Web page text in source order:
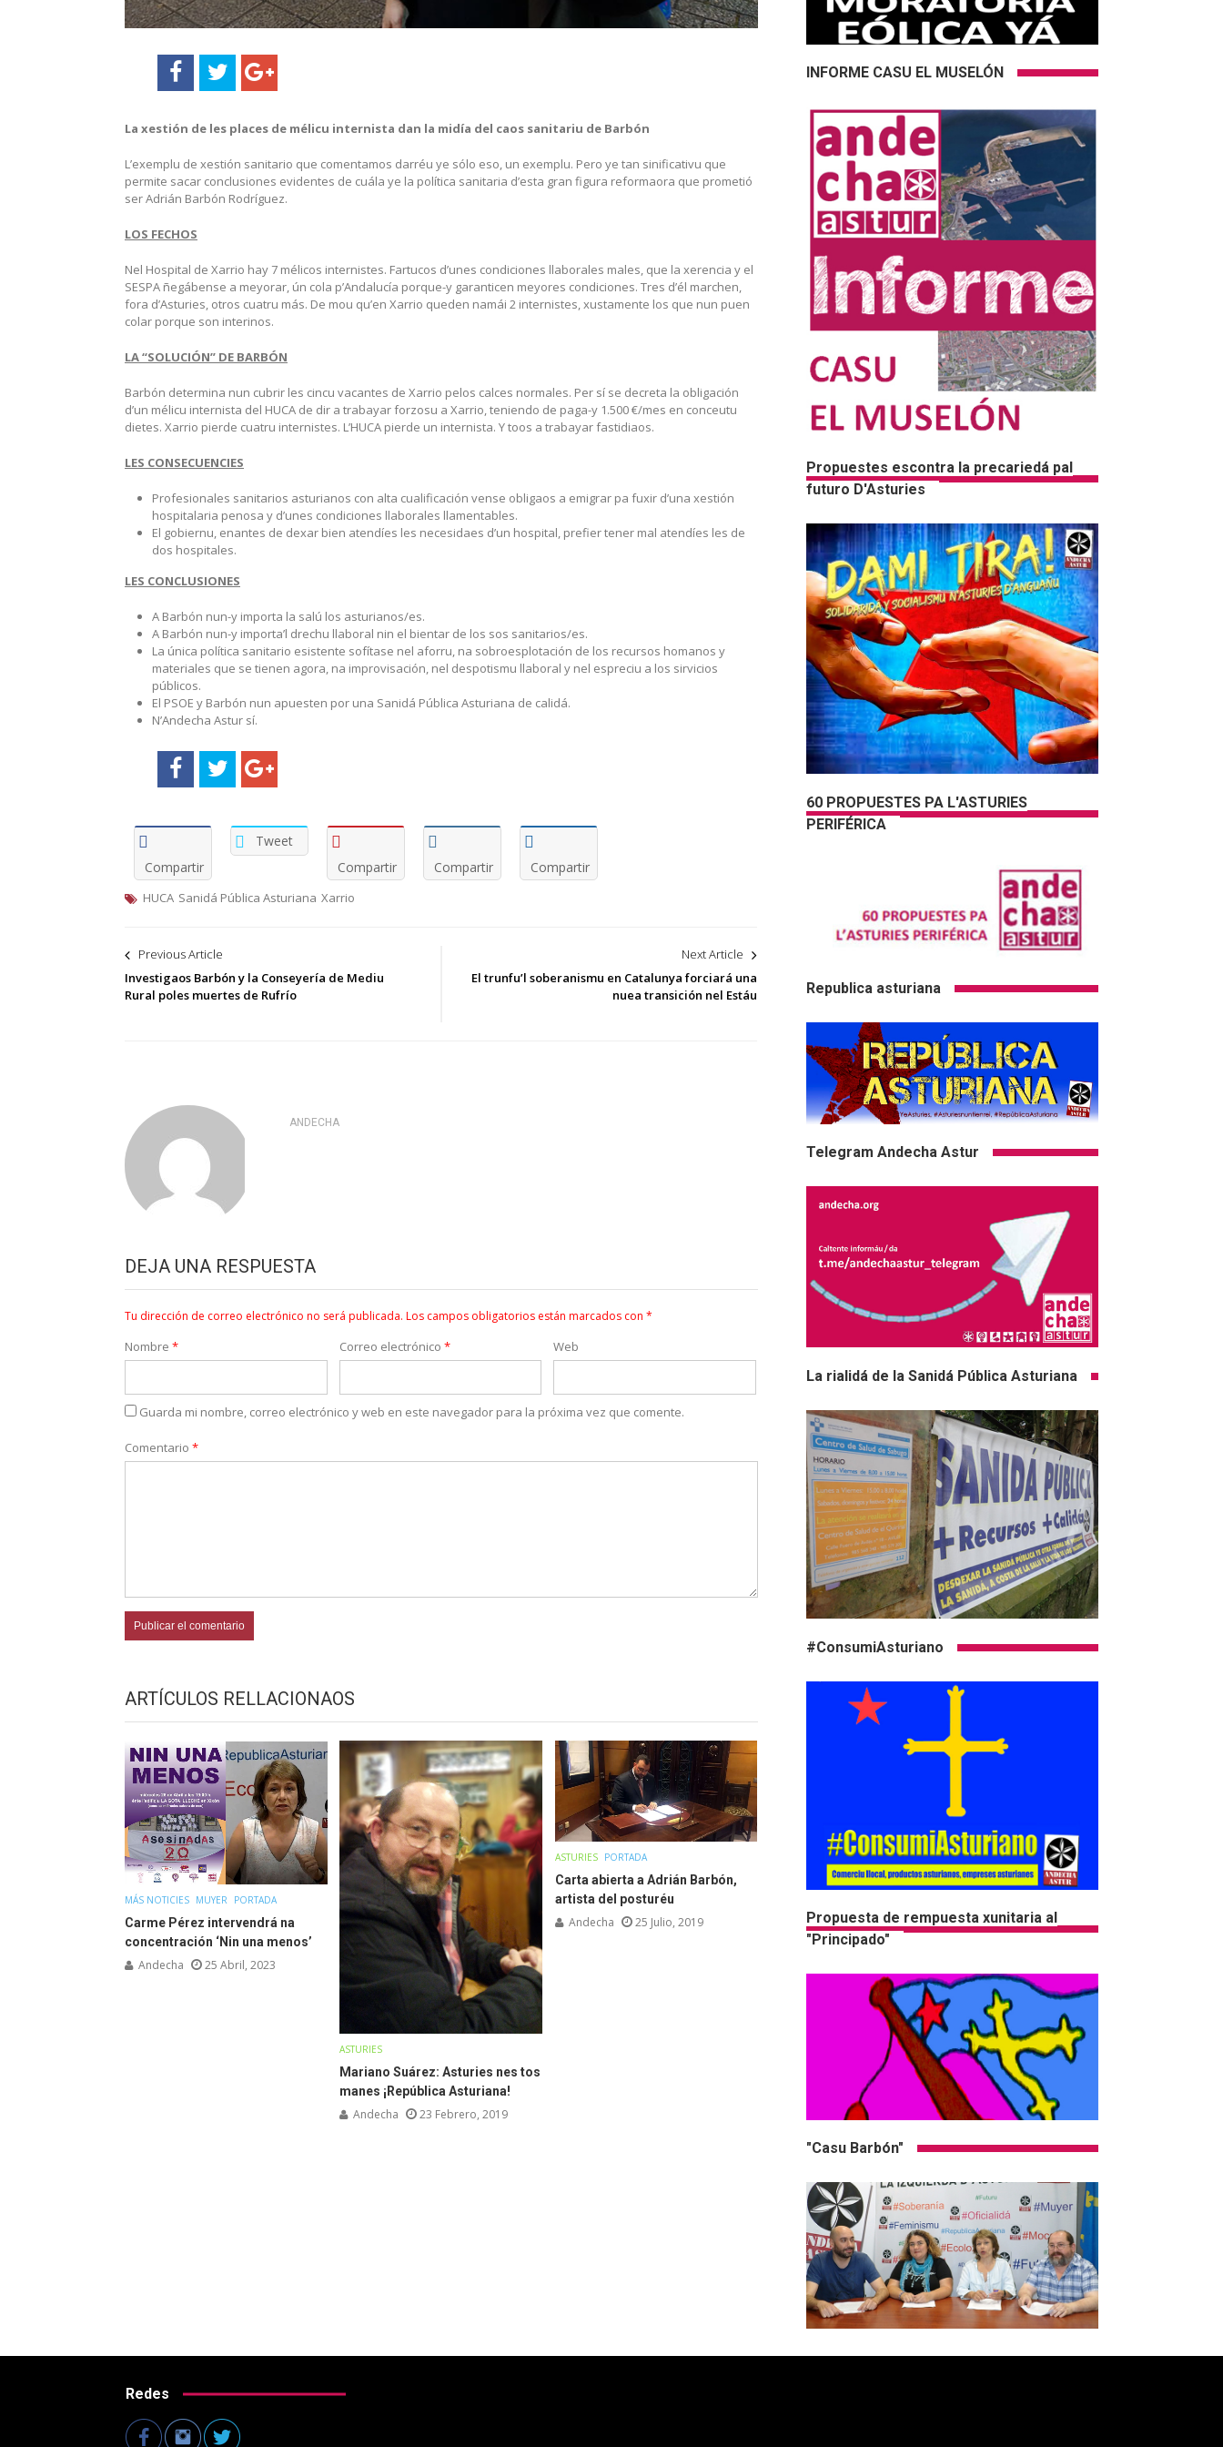
La xestión de les places de mélicu internista dan la midía del caos sanitariu de Barbón
L’exemplu de xestión sanitario que comentamos darréu ye sólo eso, un exemplu. Pero ye tan sinificativu que
permite sacar conclusiones evidentes de cuála ye la política sanitaria d’esta gran figura reformaora que prometió
ser Adrián Barbón Rodríguez.
LOS FECHOS
Nel Hospital de Xarrio hay 7 mélicos internistes. Fartucos d’unes condiciones llaborales males, que la xerencia y el
SESPA ñegábense a meyorar, ún cola p’Andalucía porque-y garanticen meyores condiciones. Tres d’él marchen,
fora d’Asturies, otros cuatru más. De mou qu’en Xarrio queden namái 2 internistes, xustamente los que nun puen
colar porque son interinos.
LA “SOLUCIÓN” DE BARBÓN
Barbón determina nun cubrir les cincu vacantes de Xarrio pelos calces normales. Per sí se decreta la obligación
d’un mélicu internista del HUCA de dir a trabayar forzosu a Xarrio, teniendo de paga-y 1.500 €/mes en conceutu
dietes. Xarrio pierde cuatru internistes. L’HUCA pierde un internista. Y toos a trabayar fastidiaos.
LES CONSECUENCIES
Profesionales sanitarios asturianos con alta cualificación vense obligaos a emigrar pa fuxir d’una xestión
hospitalaria penosa y d’unes condiciones llaborales llamentables.
El gobiernu, enantes de dexar bien atendíes les necesidaes d’un hospital, prefier tener mal atendíes les de
dos hospitales.
LES CONCLUSIONES
A Barbón nun-y importa la salú los asturianos/es.
A Barbón nun-y importa’l drechu llaboral nin el bientar de los sos sanitarios/es.
La única política sanitario esistente sofítase nel aforru, na sobroesplotación de los recursos homanos y
materiales que se tienen agora, na improvisación, nel despotismu llaboral y nel espreciu a los sirvicios
públicos.
El PSOE y Barbón nun apuesten por una Sanidá Pública Asturiana de calidá.
N’Andecha Astur sí.
Compartir
Tweet
Compartir
Compartir Compartir
HUCA Sanidá Pública Asturiana Xarrio
Navegación
de
Previous Article
Investigaos Barbón y la Conseyería de Mediu
Rural poles muertes de Rufrío
Next Article
El trunfu’l soberanismu en Catalunya forciará una
nuea transición nel Estáu
ANDECHA
DEJA UNA RESPUESTA
Tu dirección de correo electrónico no será publicada. Los campos obligatorios están marcados con *
Nombre * Correo electrónico * Web
Guarda mi nombre, correo electrónico y web en este navegador para la próxima vez que comente.
Comentario *
ARTÍCULOS RELLACIONAOS
MÁS NOTICIES MUYER PORTADA
Carme Pérez intervendrá na
concentración ‘Nin una menos’
Andecha 25 Abril, 2023
ASTURIES
Mariano Suárez: Asturies nes tos
manes ¡República Asturiana!
Andecha 23 Febrero, 2019
ASTURIES PORTADA
Carta abierta a Adrián Barbón,
artista del posturéu
Andecha 25 Julio, 2019
INFORME CASU EL MUSELÓN
Propuestes escontra la precariedá pal
futuro D'Asturies
60 PROPUESTES PA L'ASTURIES
PERIFÉRICA
Republica asturiana
Telegram Andecha Astur
La rialidá de la Sanidá Pública Asturiana
#ConsumiAsturiano
Propuesta de rempuesta xunitaria al
"Principado"
"Casu Barbón"
Redes